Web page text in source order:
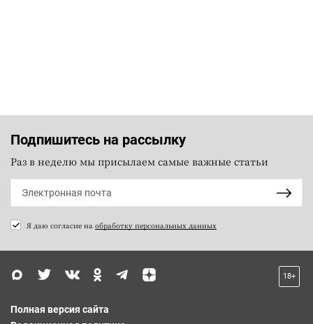
Подпишитесь на рассылку
Раз в неделю мы присылаем самые важные статьи
Я даю согласие на обработку персональных данных
18+
Полная версия сайта